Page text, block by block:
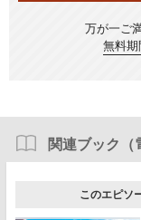
万が一ご
無料期
関連ブック（
このエピソ